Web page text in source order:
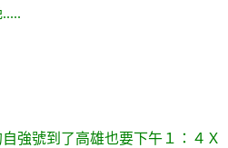
強號到了高雄也要下午１：４Ｘ